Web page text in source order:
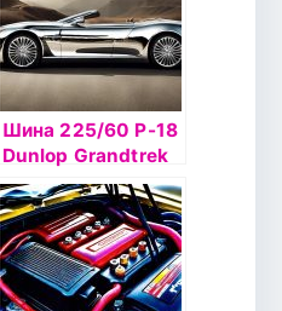
Шина 225/60 Р-18
Dunlop Grandtrek
Ice 02 104Т шип